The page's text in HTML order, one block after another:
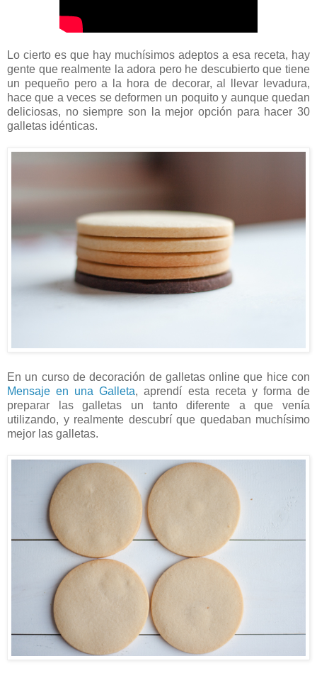
Lo cierto es que hay muchísimos adeptos a esa receta, hay
gente que realmente la adora pero he descubierto que tiene
un pequeño pero a la hora de decorar, al llevar levadura,
hace que a veces se deformen un poquito y aunque quedan
deliciosas, no siempre son la mejor opción para hacer 30
galletas idénticas.
En un curso de decoración de galletas online que hice con
Mensaje en una Galleta, aprendí esta receta y forma de
preparar las galletas un tanto diferente a que venía
utilizando, y realmente descubrí que quedaban muchísimo
mejor las galletas.